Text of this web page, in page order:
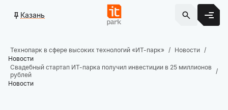
Казань
Технопарк в сфере высоких технологий «ИТ-парк»
Новости
Новости
Свадебный стартап ИТ-парка получил инвестиции в 25 миллионов
рублей
Новости